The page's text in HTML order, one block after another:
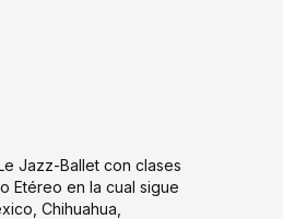
Jazz-Ballet con clases
Etéreo en la cual sigue
Chihuahua,